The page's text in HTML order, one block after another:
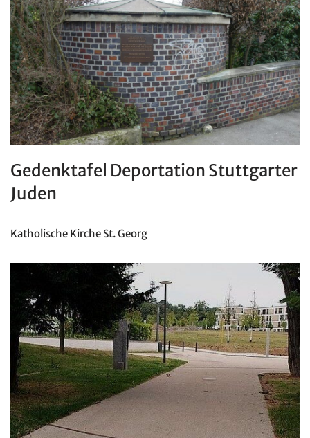
Gedenktafel Deportation Stuttgarter
Juden
Katholische Kirche St. Georg